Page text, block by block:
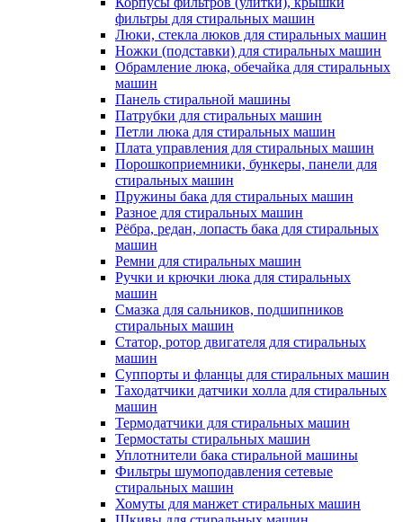
фильтры для стиральных машин
Люки, стекла люков для стиральных машин
Ножки (подставки) для стиральных машин
Обрамление люка, обечайка для стиральных
машин
Панель стиральной машины
Патрубки для стиральных машин
Петли люка для стиральных машин
Плата управления для стиральных машин
Порошкоприемники, бункеры, панели для
стиральных машин
Пружины бака для стиральных машин
Разное для стиральных машин
Рёбра, редан, лопасть бака для стиральных
машин
Ремни для стиральных машин
Ручки и крючки люка для стиральных
машин
Смазка для сальников, подшипников
стиральных машин
Статор, ротор двигателя для стиральных
машин
Суппорты и фланцы для стиральных машин
Таходатчики датчики холла для стиральных
машин
Термодатчики для стиральных машин
Термостаты стиральных машин
Уплотнители бака стиральной машины
Фильтры шумоподавления сетевые
стиральных машин
Хомуты для манжет стиральных машин